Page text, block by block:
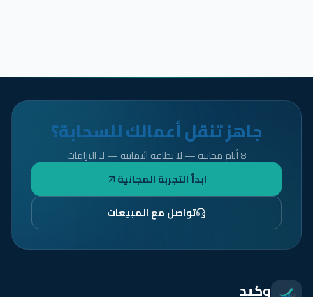
جاهز تنقل أعمالك للسحابة؟
8 أيام مجانية — لا بطاقة ائتمانية — لا التزامات
ابدأ التجربة المجانية
تواصل مع المبيعات
وكيد